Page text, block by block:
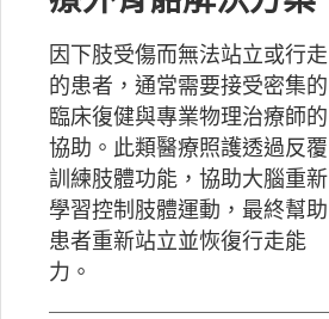
因下肢受傷而無法站立或行走
的患者，通常需要接受密集的
臨床復健與專業物理治療師的
協助。此類醫療照護透過反覆
訓練肢體功能，協助大腦重新
學習控制肢體運動，最終幫助
患者重新站立並恢復行走能
力。